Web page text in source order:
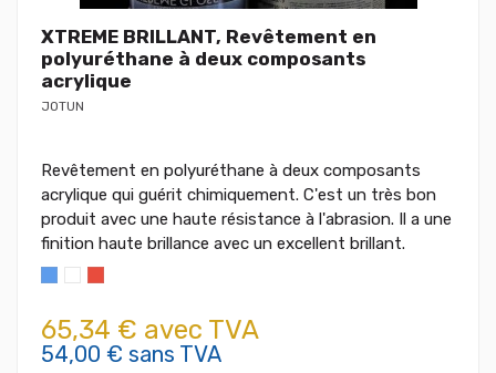
XTREME BRILLANT, Revêtement en
polyuréthane à deux composants
acrylique
JOTUN
Revêtement en polyuréthane à deux composants
acrylique qui guérit chimiquement. C'est un très bon
produit avec une haute résistance à l'abrasion. Il a une
finition haute brillance avec un excellent brillant.
65,34 € avec TVA
54,00 € sans TVA